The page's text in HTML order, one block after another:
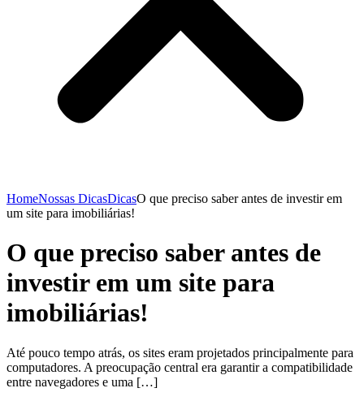
HomeNossas DicasDicasO que preciso saber antes de investir em
um site para imobiliárias!
O que preciso saber antes de
investir em um site para
imobiliárias!
Até pouco tempo atrás, os sites eram projetados principalmente para
computadores. A preocupação central era garantir a compatibilidade
entre navegadores e uma […]